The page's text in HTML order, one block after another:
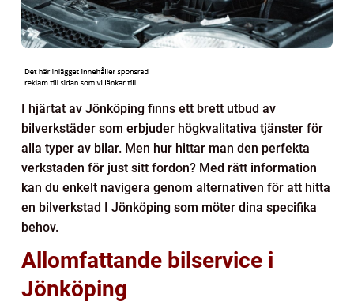
I hjärtat av Jönköping finns ett brett utbud av
bilverkstäder som erbjuder högkvalitativa tjänster för
alla typer av bilar. Men hur hittar man den perfekta
verkstaden för just sitt fordon? Med rätt information
kan du enkelt navigera genom alternativen för att hitta
en bilverkstad I Jönköping som möter dina specifika
behov.
Allomfattande bilservice i
Jönköping